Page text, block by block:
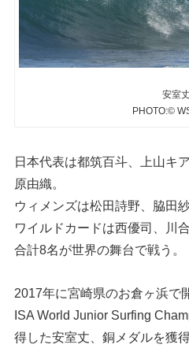
安室丈
PHOTO:©
日本代表は都筑百斗、上山キ
原由織。
ウィメンズは松田詩野、脇田紗
ワイルドカードは西優司、川合
合計8名が世界の舞台で戦う。
2017年に宮崎県のお倉ヶ浜で
ISA World Junior Surfing
得した安室丈、銅メダルを獲